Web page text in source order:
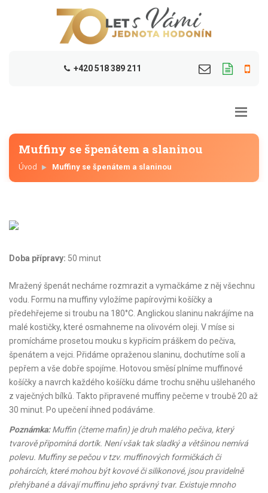
+420 518 389 211
Muffiny se špenátem a slaninou
Úvod Muffiny se špenátem a slaninou
Doba přípravy: 50 minut
Mražený špenát necháme rozmrazit a vymačkáme z něj všechnu
vodu. Formu na muffiny vyložíme papírovými košíčky a
předehřejeme si troubu na 180°C. Anglickou slaninu nakrájíme na
malé kostičky, které osmahneme na olivovém oleji. V míse si
promícháme prosetou mouku s kypřicím práškem do pečiva,
špenátem a vejci. Přidáme opraženou slaninu, dochutíme solí a
pepřem a vše dobře spojíme. Hotovou směsí plníme muffinové
košíčky a navrch každého košíčku dáme trochu sněhu ušlehaného
z vaječných bílků. Takto připravené muffiny pečeme v troubě 20 až
30 minut. Po upečení ihned podáváme.
Poznámka:Muffin (čteme mafin) je druh malého pečiva, který
tvarově připomíná dortík. Není však tak sladký a většinou nemívá
polevu. Muffiny se pečou v tzv. muffinových formičkách či
pohárcích, které mohou být kovové či silikonové, jsou pravidelně
přehýbané a dávají muffinu jeho správný tvar. Existuje mnoho